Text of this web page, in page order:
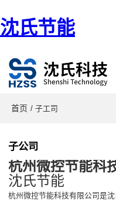
沈氏节能
首页 / 子工司
子公司
杭州微控节能科
沈氏节能
杭州微控节能科技有限公司是